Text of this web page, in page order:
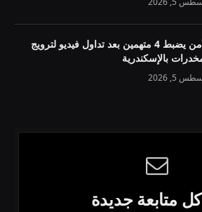
الأمن يضبط 4 متهمين بعد تداول فيديو لترويج
بالإسكندرية
5, 2026
متابعة جديدة